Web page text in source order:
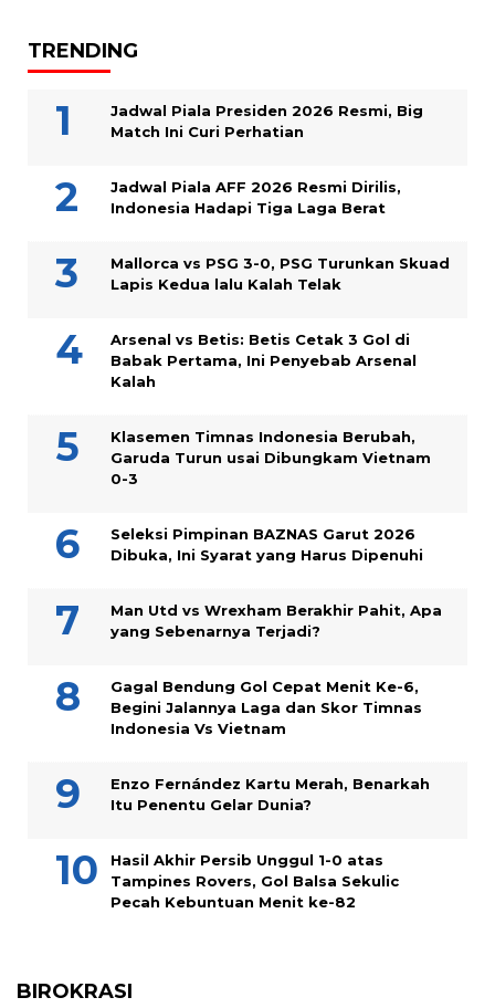
TRENDING
Jadwal Piala Presiden 2026 Resmi, Big
Match Ini Curi Perhatian
Jadwal Piala AFF 2026 Resmi Dirilis,
Indonesia Hadapi Tiga Laga Berat
Mallorca vs PSG 3-0, PSG Turunkan Skuad
Lapis Kedua lalu Kalah Telak
Arsenal vs Betis: Betis Cetak 3 Gol di
Babak Pertama, Ini Penyebab Arsenal
Kalah
Klasemen Timnas Indonesia Berubah,
Garuda Turun usai Dibungkam Vietnam
0-3
Seleksi Pimpinan BAZNAS Garut 2026
Dibuka, Ini Syarat yang Harus Dipenuhi
Man Utd vs Wrexham Berakhir Pahit, Apa
yang Sebenarnya Terjadi?
Gagal Bendung Gol Cepat Menit Ke-6,
Begini Jalannya Laga dan Skor Timnas
Indonesia Vs Vietnam
Enzo Fernández Kartu Merah, Benarkah
Itu Penentu Gelar Dunia?
Hasil Akhir Persib Unggul 1-0 atas
Tampines Rovers, Gol Balsa Sekulic
Pecah Kebuntuan Menit ke-82
BIROKRASI